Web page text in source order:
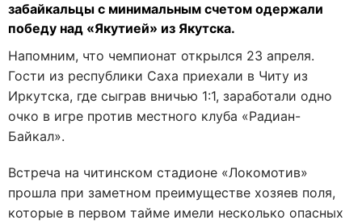
забайкальцы с минимальным счетом одержали
победу над «Якутией» из Якутска.
Напомним, что чемпионат открылся 23 апреля.
Гости из республики Саха приехали в Читу из
Иркутска, где сыграв вничью 1:1, заработали одно
очко в игре против местного клуба «Радиан-
Байкал».
Встреча на читинском стадионе «Локомотив»
прошла при заметном преимуществе хозяев поля,
которые в первом тайме имели несколько опасных